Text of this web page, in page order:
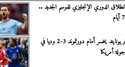
الدوري الإنجليزي للموسم الجديد ..
مانشستر يونايتد يخسر أمام دورتموند 3-2 وديا في
أمريكا